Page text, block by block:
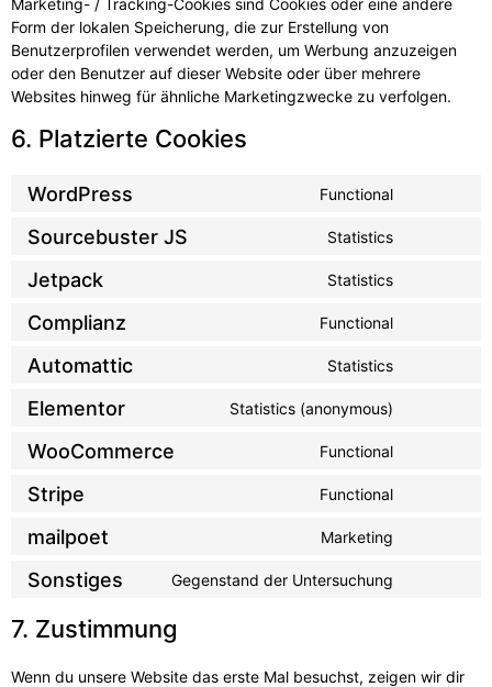
Marketing- / Tracking-Cookies sind Cookies oder eine andere
Form der lokalen Speicherung, die zur Erstellung von
Benutzerprofilen verwendet werden, um Werbung anzuzeigen
oder den Benutzer auf dieser Website oder über mehrere
Websites hinweg für ähnliche Marketingzwecke zu verfolgen.
6. Platzierte Cookies
WordPress Functional
Sourcebuster JS Statistics
Jetpack Statistics
Complianz Functional
Automattic Statistics
Elementor Statistics (anonymous)
WooCommerce Functional
Stripe Functional
mailpoet Marketing
Sonstiges Gegenstand der Untersuchung
7. Zustimmung
Wenn du unsere Website das erste Mal besuchst, zeigen wir dir